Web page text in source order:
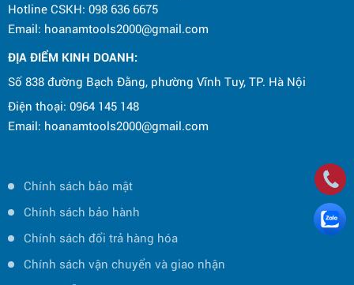
Hotline CSKH: 098 636 6675
Email: hoanamtools2000@gmail.com
ĐỊA ĐIỂM KINH DOANH:
Số 838 đường Bạch Đằng, phường Vĩnh Tuy, TP. Hà Nội
Điện thoại: 0964 145 148
Email: hoanamtools2000@gmail.com
Chính sách bảo mật
Chính sách bảo hành
Chính sách đổi trả hàng hóa
Chính sách vận chuyển và giao nhận